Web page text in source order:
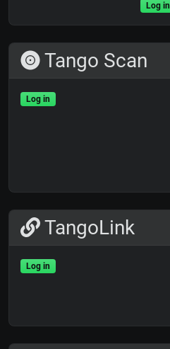
Log in
Tango Scan
Log in
TangoLink
Log in